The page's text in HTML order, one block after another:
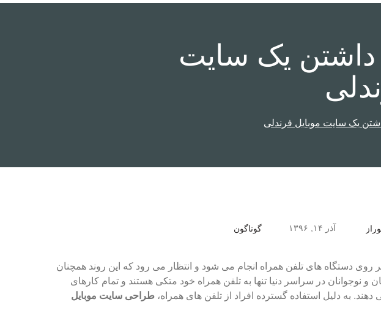
داشتن یک سایت
یک سایت موبایل فرندلی
آذر ۱۴, ۱۳۹۶ گوناگون
روی دستگاه های تلفن همراه انجام می شود و انتظار می رود که این روند همچنان
و نوجوانان در سراسر دنیا تنها به تلفن همراه خود متکی هستند و تمام کارهای
به دلیل استفاده گسترده افراد از تلفن های همراه، طراحی سایت موبایل